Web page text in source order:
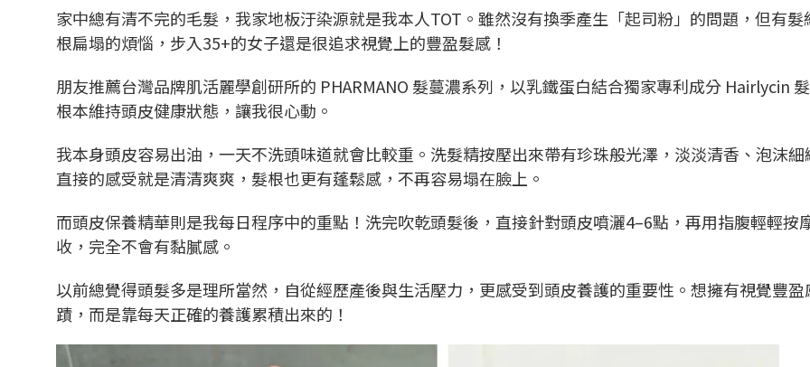
家中總有清不完的毛髮，我家地板汙染源就是我本人TOT。雖然沒有換季產生「起司粉」的問題，但有髮
根扁塌的煩惱，步入35+的女子還是很追求視覺上的豐盈髮感！
朋友推薦台灣品牌肌活麗學創研所的 PHARMANO 髮蔓濃系列，以乳鐵蛋白結合獨家專利成分 Hairlycin
根本維持頭皮健康狀態，讓我很心動。
我本身頭皮容易出油，一天不洗頭味道就會比較重。洗髮精按壓出來帶有珍珠般光澤，淡淡清香、泡沫細
直接的感受就是清清爽爽，髮根也更有蓬鬆感，不再容易塌在臉上。
而頭皮保養精華則是我每日程序中的重點！洗完吹乾頭髮後，直接針對頭皮噴灑4–6點，再用指腹輕輕按
收，完全不會有黏膩感。
以前總覺得頭髮多是理所當然，自從經歷產後與生活壓力，更感受到頭皮養護的重要性。想擁有視覺豐盈
蹟，而是靠每天正確的養護累積出來的！